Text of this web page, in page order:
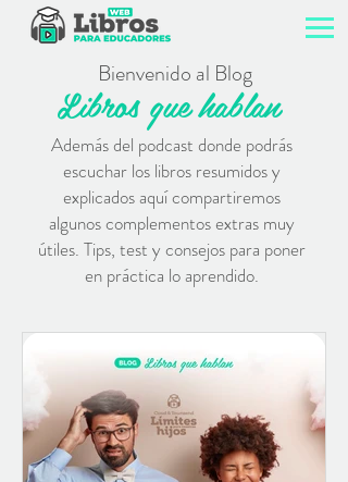
Libros que hablan
Bienvenido al Blog
Además del podcast donde podrás
escuchar los libros resumidos y
explicados aquí compartiremos
algunos complementos extras muy
útiles. Tips, test y consejos para poner
en práctica lo aprendido.